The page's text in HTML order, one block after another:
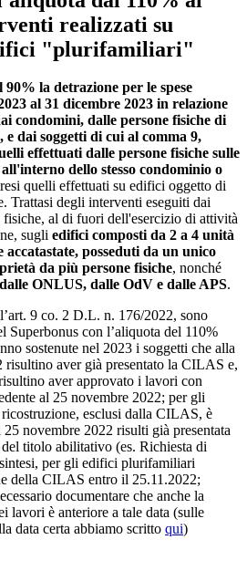
realizzati su
"plurifamiliari"
la detrazione per le spese
al 31 dicembre 2023 in relazione
condomini, dalle persone fisiche di
e dai soggetti di cui al comma 9,
effettuati dalle persone fisiche sulle
dello stesso condominio o
quelli effettuati su edifici oggetto di
Trattasi degli interventi eseguiti dai
al di fuori dell'esercizio di attività
sugli edifici composti da 2 a 4 unità
accatastate, posseduti da un unico
da più persone fisiche, nonché
ONLUS, dalle OdV e dalle APS.
9 co. 2 D.L. n. 176/2022, sono
Superbonus con l’aliquota del 110%
sostenute nel 2023 i soggetti che alla
risultino aver già presentato la CILAS e,
aver approvato i lavori con
al 25 novembre 2022; per gli
esclusi dalla CILAS, è
25 novembre 2022 risulti già presentata
del titolo abilitativo (es. Richiesta di
per gli edifici plurifamiliari
della CILAS entro il 25.11.2022;
documentare che anche la
lavori è anteriore a tale data (sulle
data certa abbiamo scritto qui)